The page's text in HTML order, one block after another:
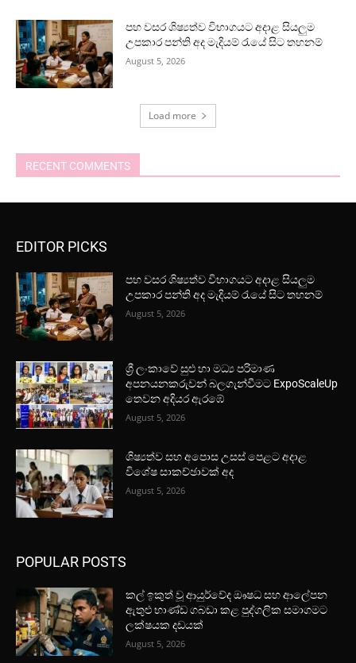
පහ වසර ශිෂ්‍යත්ව විභාගයට අදාළ සියලුම
උපකාර පන්ති අද මැදියම් රැයේ සිට තහනම්
August 5, 2026
Load more
RECENT COMMENTS
EDITOR PICKS
පහ වසර ශිෂ්‍යත්ව විභාගයට අදාළ සියලුම
උපකාර පන්ති අද මැදියම් රැයේ සිට තහනම්
August 5, 2026
ශ්‍රී ලංකාවේ සුළු හා මධ්‍ය පරිමාණ
අපනයනකරුවන් බලගැන්වීමට ExpoScaleUp
තෙවන අදියර ඇරඹේ
August 5, 2026
ශිෂ්‍යත්ව සහ අපොස උසස් පෙළට අදාළ
විශේෂ සාකච්ඡාවක් අද
August 5, 2026
POPULAR POSTS
කල් ඉකුත් වූ ආයුර්වේද ඖෂධ සහ ආලේපන
ඇතුළු භාණ්ඩ ගබඩා කළ පුද්ගලික සමාගමට
ලක්ෂයක දඩයක්
August 5, 2026